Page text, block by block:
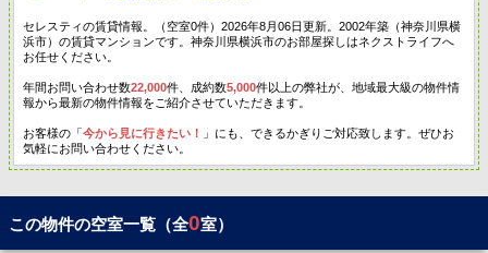
セレスティの賃貸情報。（空室0件）2026年8月06日更新。2002年築（神奈川県横
浜市）の賃貸マンションです。神奈川県横浜市のお部屋探しはネクストライフへ
お任せください。
年間お問い合わせ数22,000件、成約数5,000件以上の弊社が、地域最大級の物件情
報から最新の物件情報をご紹介させていただきます。
お客様の「今から見に行きたい！
」にも、できるかぎりご対応致します。ぜひお
気軽にお問い合わせください。
この物件の空室一覧（全0室）